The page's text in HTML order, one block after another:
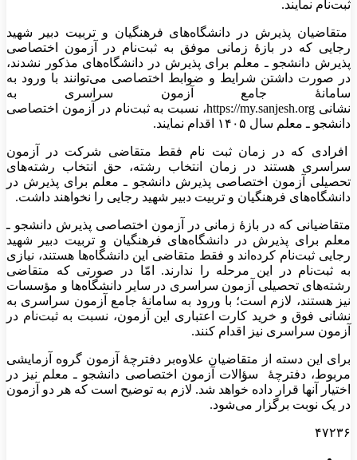
ثبت‌نام نمایند.
متقاضیان پذیرش در دانشگاه‌های فرهنگیان و تربیت دبیر شهید
رجایی که در بازۀ زمانی موفق به ثبت‌نام در آزمون اختصاصی
پذیرش دانشجو ـ معلم برای پذیرش در دانشگاه‌های مذکور نشدند،
در صورت داشتن شرایط و ضوابط اختصاصی می‌توانند با ورود به
سامانۀ جامع آزمون سراسری به
نشانی https://my.sanjesh.org، نسبت به ثبت‌نام در آزمون اختصاصی
دانشجو ـ معلم سال ۱۴۰۵ اقدام نمایند.
افرادی که در زمان ثبت نام فقط متقاضی شرکت در آزمون
سراسری هستند در زمان انتخاب رشته، حق انتخاب‌ رشته‌های
تحصیلی آزمون اختصاصی پذیرش دانشجو ـ معلم برای پذیرش در
دانشگاه‌های فرهنگیان و تربیت دبیر شهید رجایی را نخواهند داشت.
متقاضیانی که در بازۀ زمانی در آزمون اختصاصی پذیرش دانشجو ـ
معلم برای پذیرش در دانشگاه‌های فرهنگیان و تربیت دبیر شهید
رجایی ثبت‌نام کرده‌اند و فقط متقاضی این دانشگاه‌ها هستند، نیازی
به ثبت‌نام در این مرحله را ندارند. امّا در صورتی که متقاضی
رشته‌های تحصیلی آزمون سراسری در سایر دانشگاه‌ها و مؤسسات
نیز هستند، لازم است؛ با ورود به سامانۀ جامع آزمون سراسری به
نشانی فوق و خرید کارت اعتباری این آزمون، نسبت به ثبت‌نام در
آزمون سراسری نیز اقدام کنند.
برای این دسته از متقاضیان علاوه‌بر دفترچۀ آزمون گروه آزمایشی
مربوط، دفترچۀ سؤالات آزمون اختصاصی دانشجو ـ معلم نیز در
اختیار آنها قرار داده خواهد شد. لازم به توضیح است که هر دو آزمون
در یک نوبت برگزار می‌شود.
۴۷۲۳۶